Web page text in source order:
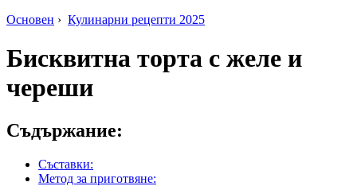
Основен › Кулинарни рецепти 2025
Бисквитна торта с желе и
череши
Съдържание:
Съставки:
Метод за приготвяне: